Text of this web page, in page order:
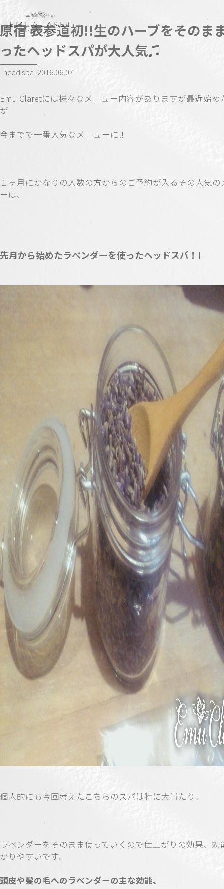
原宿 表参道初!!生のハーブをそのま
ったヘッドスパが大人気♫
head spa 2016.06.07
Emu Claretには様々なメニュー内容がありますが最近始め
が
今までで一番人気なメニューに!!
１ヶ月にかなりの人数の方からのご予約が入るその人気の
ーは、
先月から始めたラベンダーを使ったヘッドスパ！!
個人的にも今回考えたこちらのスパは特に大当たり。
ラベンダーをそのまま使っていくので仕上がりの効果、効
かりやすいです。
頭皮や髪の毛へのラベンダーの主な効能、